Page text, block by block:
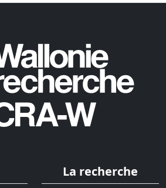
La recherche